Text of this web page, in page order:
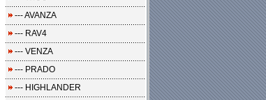
--- AVANZA
--- RAV4
--- VENZA
--- PRADO
--- HIGHLANDER